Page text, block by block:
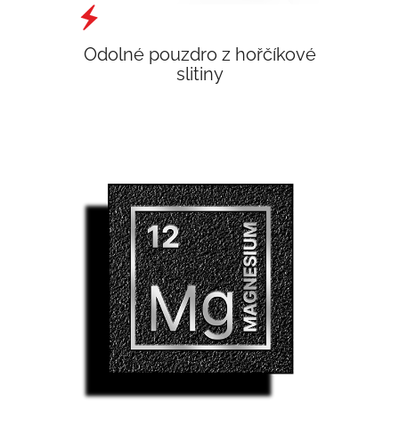
Odolné pouzdro z hořčíkové
slitiny